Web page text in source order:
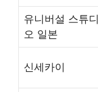
유니버설 스튜디
오 일본
신세카이